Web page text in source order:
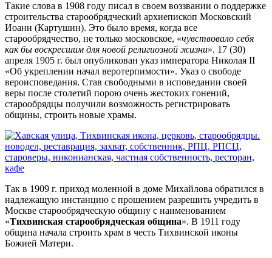
Такие слова в 1908 году писал в своем воззвании о поддержке
строительства старообрядческий архиепископ Московский
Иоанн (Картушин). Это было время, когда все
старообрядчество, не только московское, «чувствовало себя
как бы воскресшим для новой религиозной жизни». 17 (30)
апреля 1905 г. был опубликован указ императора Николая II
«Об укреплении начал веротерпимости». Указ о свободе
вероисповедания. Став свободными в исповедании своей
веры после столетий порою очень жестоких гонений,
старообрядцы получили возможность регистрировать
общины, строить новые храмы.
Так в 1909 г. приход моленной в доме Михайлова обратился в
надлежащую инстанцию с прошением разрешить учредить в
Москве старообрядческую общину с наименованием
«Тихвинская старообрядческая община». В 1911 году
община начала строить храм в честь Тихвинской иконы
Божией Матери.